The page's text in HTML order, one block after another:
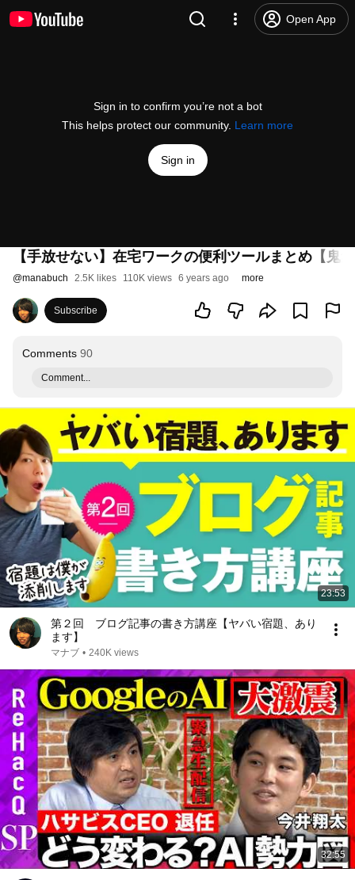
Open App
Sign in to confirm you’re not a bot
This helps protect our community. Learn more
Sign in
【手放せない】在宅ワークの便利ツールまとめ【鬼
@manabuch 2.5K likes 110K views 6 years ago more
Subscribe
Comments 90
Comment...
23:53
第２回 ブログ記事の書き方講座【ヤバい宿題、あり
ます】
マナブ • 240K views
32:55